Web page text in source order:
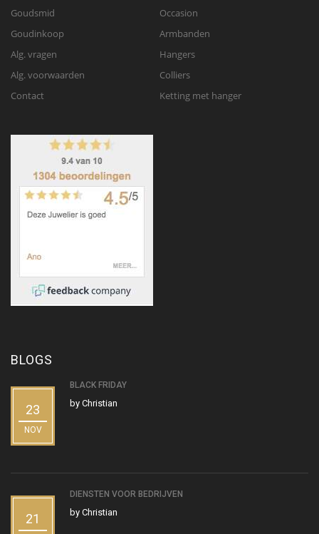
Goudsmid
Goudinkoop
Alg. vragen
Alg. voorwaarden
Contact
Occasion
Armbanden
Hangers
Colliers
Ketting met hanger
BLOGS
23
NOV
BLACK FRIDAY
by Christian
21
DIENSTEN VOOR BEDRIJVEN
by Christian